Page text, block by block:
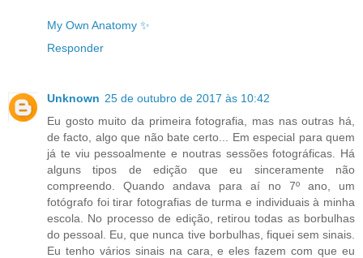
My Own Anatomy ✨
Responder
Unknown 25 de outubro de 2017 às 10:42
Eu gosto muito da primeira fotografia, mas nas outras há,
de facto, algo que não bate certo... Em especial para quem
já te viu pessoalmente e noutras sessões fotográficas. Há
alguns tipos de edição que eu sinceramente não
compreendo. Quando andava para aí no 7º ano, um
fotógrafo foi tirar fotografias de turma e individuais à minha
escola. No processo de edição, retirou todas as borbulhas
do pessoal. Eu, que nunca tive borbulhas, fiquei sem sinais.
Eu tenho vários sinais na cara, e eles fazem com que eu